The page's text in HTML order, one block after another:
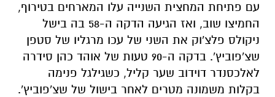
עם פתיחת המחצית השנייה עלו המארחים בטירוף,
החמיצו שוב, ואז הגיעה הדקה ה-58 בה בישל
ניקולס פלצ'וק את השני של עכו מרגליו של סטפן
שצ'פוביץ'. בדקה ה-90 טעות של אוהד כהן סידרה
לאלכסנדר דוידוב שער קליל, כשגילגל פנימה
בקלות משמונה מטרים לאחר בישול של שצ'פוביץ'.